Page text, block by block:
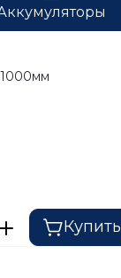
Купить